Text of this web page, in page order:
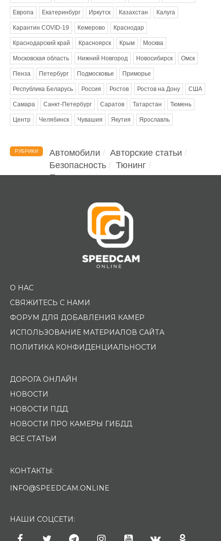
Европа Екатеринбург Иркутск Казахстан Калуга
Карантин COVID-19 Кемерово Краснодар
Краснодарский край Красноярск Крым Москва
Московская область Нижний Новгород Новосибирск Омск
Пенза Петербург Подмосковье Приморье
Республика Беларусь Россия Ростов Ростов на Дону США
Самара Санкт-Петербург Саратов Татарстан Тюмень
Центр Челябинск Чувашия Якутия Ярославль
РУБРИКИ Автомобили
Авторские статьи
Безопасность
Тюнинг
Помощь водителю
О НАС
СВЯЖИТЕСЬ С НАМИ
ФОРУМ ДЛЯ ДОБАВЛЕНИЯ КАМЕР
ИСПОЛЬЗОВАНИЕ МАТЕРИАЛОВ САЙТА
ПОЛИТИКА КОНФИДЕНЦИАЛЬНОСТИ
ДОРОГА ОНЛАЙН
НОВОСТИ
НОВОСТИ ПДД
НОВОСТИ ПРО КАМЕРЫ ГИБДД
ВСЕ СТАТЬИ
КОНТАКТЫ:
INFO@SPEEDCAM.ONLINE
НАШИ СОЦСЕТИ: